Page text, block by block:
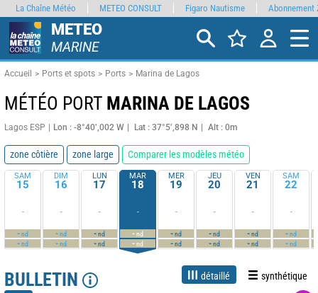
METEO
MARINE
Accueil Ports et spots Ports Marina de Lagos
MÉTÉO PORT MARINA DE LAGOS
Lagos ESP Lon : -8°40’,002 W Lat : 37°5’,898 N Alt : 0m
zone côtière zone large Comparer les modèles météo
SAM
15
-
-nd
-nd
DIM
16
-
-nd
-nd
LUN
17
-
-nd
-nd
MAR
18
-
-nd
-nd
MER
19
-
-nd
-nd
JEU
20
-
-nd
-nd
VEN
21
-
-nd
-nd
SAM
22
-
-nd
-nd
BULLETIN détaillé synthétique
La Chaîne Météo METEO CONSULT Figaro Nautisme Abonnement